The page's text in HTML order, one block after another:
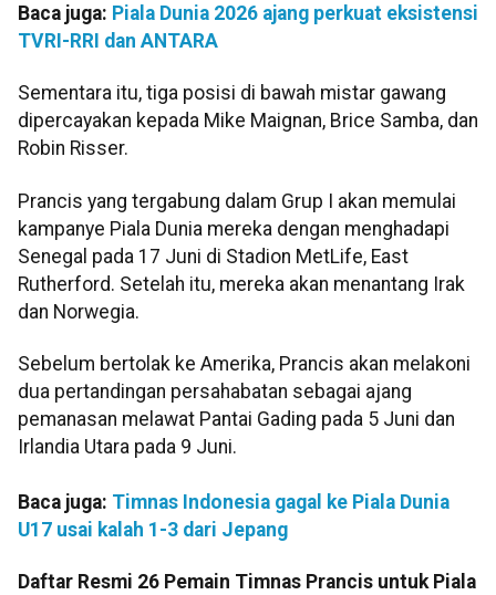
Baca juga: Piala Dunia 2026 ajang perkuat eksistensi
TVRI-RRI dan ANTARA
Sementara itu, tiga posisi di bawah mistar gawang
dipercayakan kepada Mike Maignan, Brice Samba, dan
Robin Risser.
Prancis yang tergabung dalam Grup I akan memulai
kampanye Piala Dunia mereka dengan menghadapi
Senegal pada 17 Juni di Stadion MetLife, East
Rutherford. Setelah itu, mereka akan menantang Irak
dan Norwegia.
Sebelum bertolak ke Amerika, Prancis akan melakoni
dua pertandingan persahabatan sebagai ajang
pemanasan melawat Pantai Gading pada 5 Juni dan
Irlandia Utara pada 9 Juni.
Baca juga: Timnas Indonesia gagal ke Piala Dunia
U17 usai kalah 1-3 dari Jepang
Daftar Resmi 26 Pemain Timnas Prancis untuk Piala